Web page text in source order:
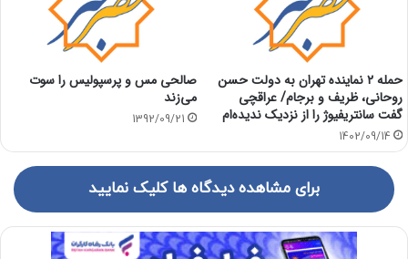
حمله ۲ نماینده تهران به دولت حسن
روحانی، ظریف و برجام/ عراقچی
گفت سانتریفیوژ را از نزدیک ندیده‌ام
1402/09/14
صالحی مس و پرسپولیس را سوت
می‌زند
1392/09/21
برای مشاهده دیدگاه ها کلیک نمایید